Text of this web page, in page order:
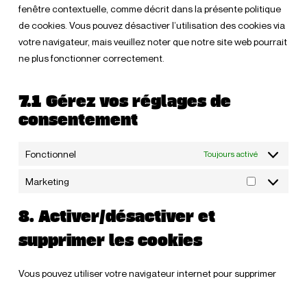
fenêtre contextuelle, comme décrit dans la présente politique
de cookies. Vous pouvez désactiver l’utilisation des cookies via
votre navigateur, mais veuillez noter que notre site web pourrait
ne plus fonctionner correctement.
7.1 Gérez vos réglages de
consentement
Fonctionnel Toujours activé
Marketing
Marketing
8. Activer/désactiver et
supprimer les cookies
Vous pouvez utiliser votre navigateur internet pour supprimer